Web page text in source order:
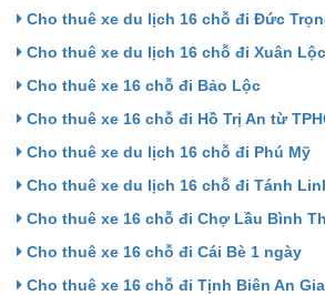
Cho thuê xe du lịch 16 chỗ đi Đức
Cho thuê xe du lịch 16 chỗ đi Xuân Lộc
Cho thuê xe 16 chỗ đi Bảo Lộc
Cho thuê xe 16 chỗ đi Hồ Trị An từ
Cho thuê xe du lịch 16 chỗ đi Phú Mỹ
Cho thuê xe du lịch 16 chỗ đi Tánh
Cho thuê xe 16 chỗ đi Chợ Lầu Bình
Cho thuê xe 16 chỗ đi Cái Bè 1 ngày
Cho thuê xe 16 chỗ đi Tịnh Biên An